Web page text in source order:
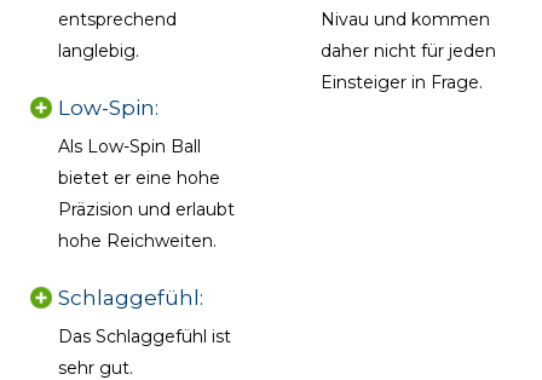
entsprechend
langlebig.
Low-Spin:
Als Low-Spin Ball
bietet er eine hohe
Präzision und erlaubt
hohe Reichweiten.
Schlaggefühl:
Das Schlaggefühl ist
sehr gut.
Nivau und kommen
daher nicht für jeden
Einsteiger in Frage.